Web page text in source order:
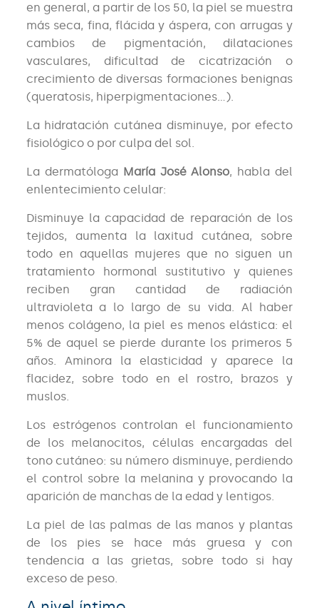
en general, a partir de los 50, la piel se muestra
más seca, fina, flácida y áspera, con arrugas y
cambios de pigmentación, dilataciones
vasculares, dificultad de cicatrización o
crecimiento de diversas formaciones benignas
(queratosis, hiperpigmentaciones…).
La hidratación cutánea disminuye, por efecto
fisiológico o por culpa del sol.
La dermatóloga María José Alonso, habla del
enlentecimiento celular:
Disminuye la capacidad de reparación de los
tejidos, aumenta la laxitud cutánea, sobre
todo en aquellas mujeres que no siguen un
tratamiento hormonal sustitutivo y quienes
reciben gran cantidad de radiación
ultravioleta a lo largo de su vida. Al haber
menos colágeno, la piel es menos elástica: el
5% de aquel se pierde durante los primeros 5
años. Aminora la elasticidad y aparece la
flacidez, sobre todo en el rostro, brazos y
muslos.
Los estrógenos controlan el funcionamiento
de los melanocitos, células encargadas del
tono cutáneo: su número disminuye, perdiendo
el control sobre la melanina y provocando la
aparición de manchas de la edad y lentigos.
La piel de las palmas de las manos y plantas
de los pies se hace más gruesa y con
tendencia a las grietas, sobre todo si hay
exceso de peso.